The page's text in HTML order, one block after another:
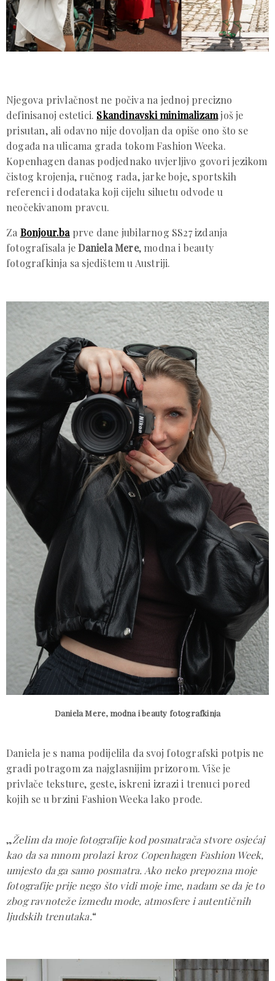
Njegova privlačnost ne počiva na jednoj precizno
definisanoj estetici. Skandinavski minimalizamjoš je
prisutan, ali odavno nije dovoljan da opiše ono što se
događa na ulicama grada tokom Fashion Weeka.
Kopenhagen danas podjednako uvjerljivo govori jezikom
čistog krojenja, ručnog rada, jarke boje, sportskih
referenci i dodataka koji cijelu siluetu odvode u
neočekivanom pravcu.
Za Bonjour.baprve dane jubilarnog SS27 izdanja
fotografisala jeDaniela Mere, modna i beauty
fotografkinja sa sjedištem u Austriji.
Daniela Mere, modna i beauty fotografkinja
Daniela je s nama podijelila da svoj fotografski potpis ne
gradi potragom za najglasnijim prizorom. Više je
privlače teksture, geste, iskreni izrazi i trenuci pored
kojih se u brzini Fashion Weeka lako prođe.
„Želim da moje fotografije kod posmatrača stvore osjećaj
kao da sa mnom prolazi kroz Copenhagen Fashion Week,
umjesto da ga samo posmatra. Ako neko prepozna moje
fotografije prije nego što vidi moje ime, nadam se da je to
zbog ravnoteže između mode, atmosfere i autentičnih
ljudskih trenutaka.“